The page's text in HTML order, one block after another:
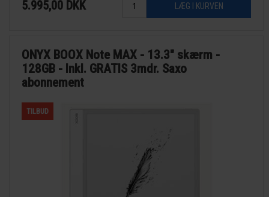
5.995,00 DKK
ONYX BOOX Note MAX - 13.3" skærm -
128GB - Inkl. GRATIS 3mdr. Saxo
abonnement
TILBUD